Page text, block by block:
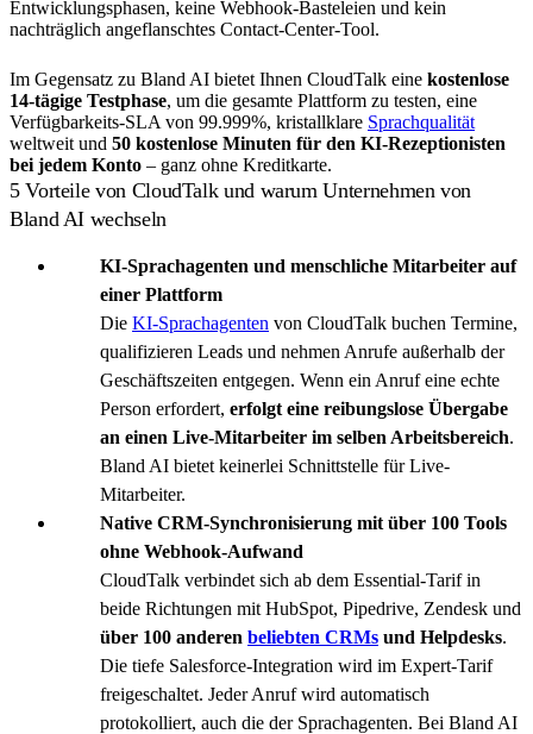
Entwicklungsphasen, keine Webhook-Basteleien und kein
nachträglich angeflanschtes Contact-Center-Tool.
Im Gegensatz zu Bland AI bietet Ihnen CloudTalk eine kostenlose
14-tägige Testphase, um die gesamte Plattform zu testen, eine
Verfügbarkeits-SLA von 99.999%, kristallklare Sprachqualität
weltweit und 50 kostenlose Minuten für den KI-Rezeptionisten
bei jedem Konto – ganz ohne Kreditkarte.
5 Vorteile von CloudTalk und warum Unternehmen von
Bland AI wechseln
KI-Sprachagenten und menschliche Mitarbeiter auf
einer Plattform
Die KI-Sprachagenten von CloudTalk buchen Termine,
qualifizieren Leads und nehmen Anrufe außerhalb der
Geschäftszeiten entgegen. Wenn ein Anruf eine echte
Person erfordert, erfolgt eine reibungslose Übergabe
an einen Live-Mitarbeiter im selben Arbeitsbereich.
Bland AI bietet keinerlei Schnittstelle für Live-
Mitarbeiter.
Native CRM-Synchronisierung mit über 100 Tools
ohne Webhook-Aufwand
CloudTalk verbindet sich ab dem Essential-Tarif in
beide Richtungen mit HubSpot, Pipedrive, Zendesk und
über 100 anderen beliebten CRMs und Helpdesks.
Die tiefe Salesforce-Integration wird im Expert-Tarif
freigeschaltet. Jeder Anruf wird automatisch
protokolliert, auch die der Sprachagenten. Bei Bland AI